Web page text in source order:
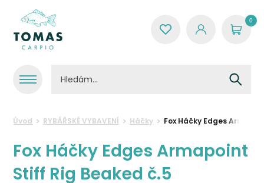
0
Úvod RYBÁŘSKÉ VYBAVENÍ Háčky Fox Háčky Edges
Fox Háčky Edges Armapoint
Stiff Rig Beaked č.5